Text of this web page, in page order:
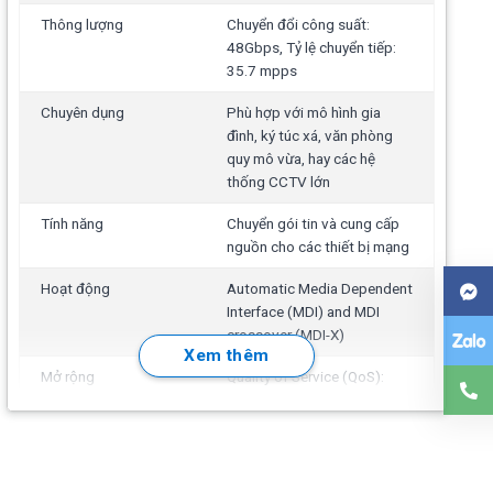
Thông lượng
Chuyển đổi công suất:
48Gbps, Tỷ lệ chuyển tiếp:
35.7 mpps
Chuyên dụng
Phù hợp với mô hình gia
đình, ký túc xá, văn phòng
quy mô vừa, hay các hệ
thống CCTV lớn
Tính năng
Chuyển gói tin và cung cấp
nguồn cho các thiết bị mạng
Hoạt động
Automatic Media Dependent
Interface (MDI) and MDI
crossover (MDI-X)
Mở rộng
Quality of Service (QoS):
Xem thêm